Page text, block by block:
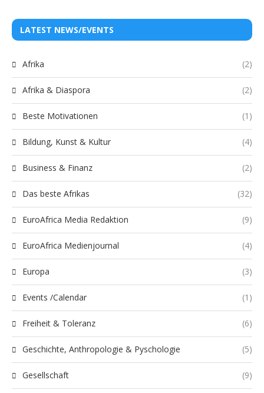
LATEST NEWS/EVENTS
Afrika (2)
Afrika & Diaspora (2)
Beste Motivationen (1)
Bildung, Kunst & Kultur (4)
Business & Finanz (2)
Das beste Afrikas (32)
EuroAfrica Media Redaktion (9)
EuroAfrica Medienjournal (4)
Europa (3)
Events /Calendar (1)
Freiheit & Toleranz (6)
Geschichte, Anthropologie & Pyschologie (5)
Gesellschaft (9)